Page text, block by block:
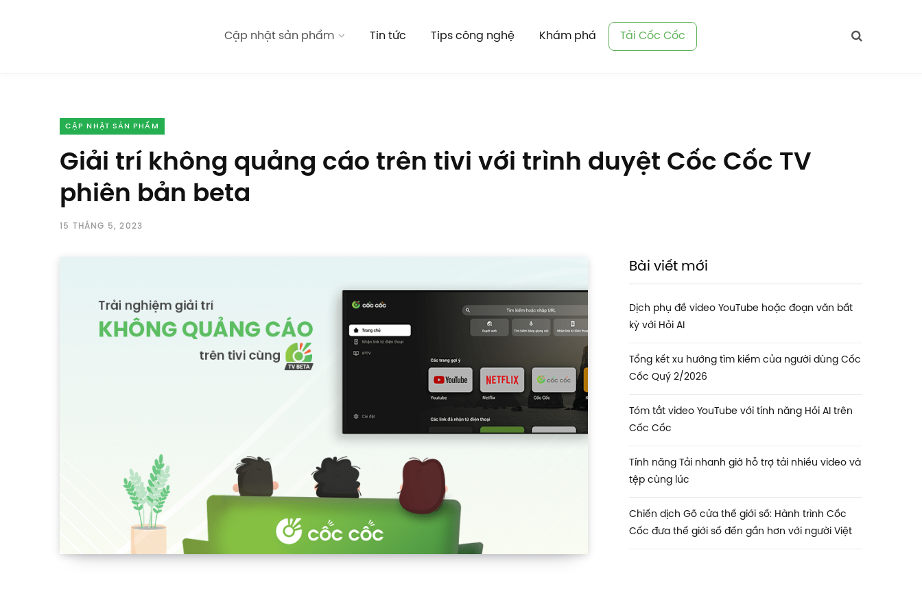
Cập nhật sản phẩm Tin tức Tips công nghệ Khám phá Tải Cốc Cốc
CẬP NHẬT SẢN PHẨM
Giải trí không quảng cáo trên tivi với trình duyệt Cốc Cốc TV
phiên bản beta
15 THÁNG 5, 2023
Bài viết mới
Dịch phụ đề video YouTube hoặc đoạn văn bất
kỳ với Hỏi AI
Tổng kết xu hướng tìm kiếm của người dùng Cốc
Cốc Quý 2/2026
Tóm tắt video YouTube với tính năng Hỏi AI trên
Cốc Cốc
Tính năng Tải nhanh giờ hỗ trợ tải nhiều video và
tệp cùng lúc
Chiến dịch Gõ cửa thế giới số: Hành trình Cốc
Cốc đưa thế giới số đến gần hơn với người Việt